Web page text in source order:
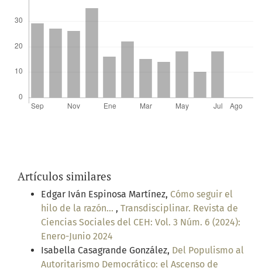
Artículos similares
Edgar Iván Espinosa Martínez, Cómo seguir el
hilo de la razón... , Transdisciplinar. Revista de
Ciencias Sociales del CEH: Vol. 3 Núm. 6 (2024):
Enero-Junio 2024
Isabella Casagrande González, Del Populismo al
Autoritarismo Democrático: el Ascenso de